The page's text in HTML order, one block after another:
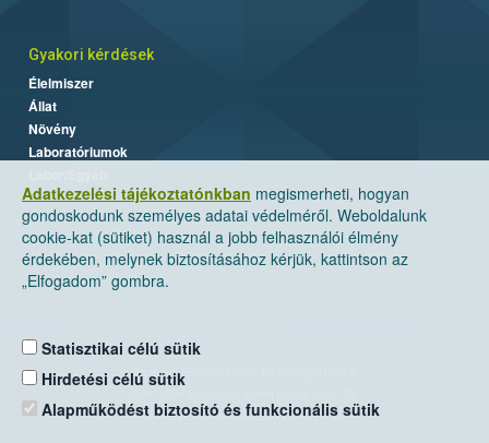
Adatkezelési tájékoztatónkban megismerheti, hogyan
gondoskodunk személyes adatai védelméről. Weboldalunk
cookie-kat (sütiket) használ a jobb felhasználói élmény
érdekében, melynek biztosításához kérjük, kattintson az
„Elfogadom” gombra.
Statisztikai célú sütik
Hirdetési célú sütik
Alapműködést biztosító és funkcionális sütik
Gyakori kérdések
Élelmiszer
Állat
Növény
Laboratóriumok
Nemzeti Élelmiszerlánc-biztonsági Hivatal
Levelezési cím: 1525 Budapest. Pf. 30.